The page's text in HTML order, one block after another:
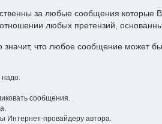
за любые сообщения
любых претензий,
что любое сообщение может
надо.
сообщения.
Интернет-провайдеру автора.